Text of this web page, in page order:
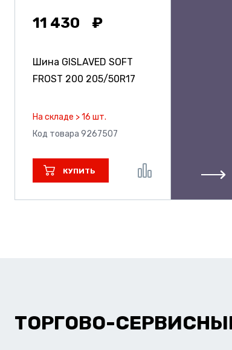
11 430
Шина GISLAVED SOFT
FROST 200 205/50R17
На складе > 16 шт.
Код товара 9267507
КУПИТЬ
ТОРГОВО-